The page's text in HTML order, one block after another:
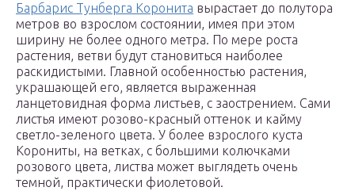
Барбарис Тунберга Коронита вырастает до полутора
метров во взрослом состоянии, имея при этом
ширину не более одного метра. По мере роста
растения, ветви будут становиться наиболее
раскидистыми. Главной особенностью растения,
украшающей его, является выраженная
ланцетовидная форма листьев, с заострением. Сами
листья имеют розово-красный оттенок и кайму
светло-зеленого цвета. У более взрослого куста
Корониты, на ветках, с большими колючками
розового цвета, листва может выглядеть очень
темной, практически фиолетовой.